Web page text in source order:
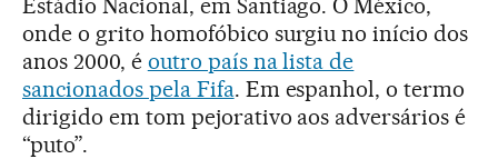
onde o grito homofóbico surgiu no início dos
anos 2000, é outro país na lista de
sancionados pela Fifa. Em espanhol, o termo
dirigido em tom pejorativo aos adversários é
“puto”.